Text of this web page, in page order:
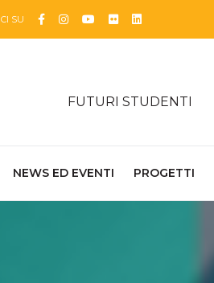
SU Facebook
Instagram
YouTube
FlickrLinkedin
FUTURI STUDENTI
NEWS ED EVENTI PROGETTI